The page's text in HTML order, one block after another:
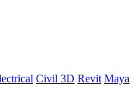
Civil 3D Revit Maya